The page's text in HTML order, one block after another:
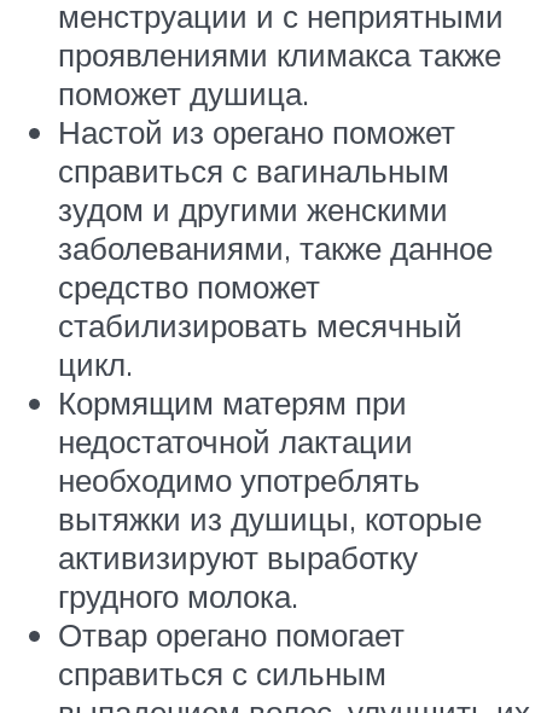
менструации и с неприятными
проявлениями климакса также
поможет душица.
Настой из орегано поможет
справиться с вагинальным
зудом и другими женскими
заболеваниями, также данное
средство поможет
стабилизировать месячный
цикл.
Кормящим матерям при
недостаточной лактации
необходимо употреблять
вытяжки из душицы, которые
активизируют выработку
грудного молока.
Отвар орегано помогает
справиться с сильным